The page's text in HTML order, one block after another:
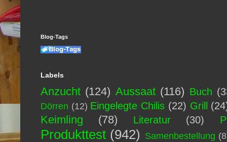
Blog-Tags
Labels
Anzucht (124) Aussaat (116) Buch
Dörren (12) Eingelegte Chilis (22) Grill
Keimling (78) Literatur (30)
Produkttest (942) Samenbestellung